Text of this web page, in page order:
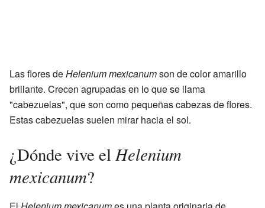
Las flores deHelenium mexicanumson de color amarillo
brillante. Crecen agrupadas en lo que se llama
"cabezuelas", que son como pequeñas cabezas de flores.
Estas cabezuelas suelen mirar hacia el sol.
¿Dónde vive elHelenium
mexicanum?